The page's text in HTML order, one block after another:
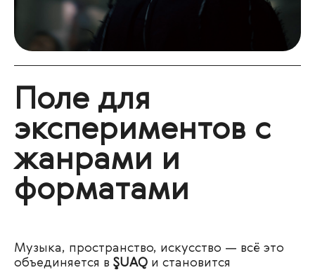
Поле для
экспериментов с
жанрами и
форматами
Музыка, пространство, искусство — всё это
объединяется в ŞUAQ и становится